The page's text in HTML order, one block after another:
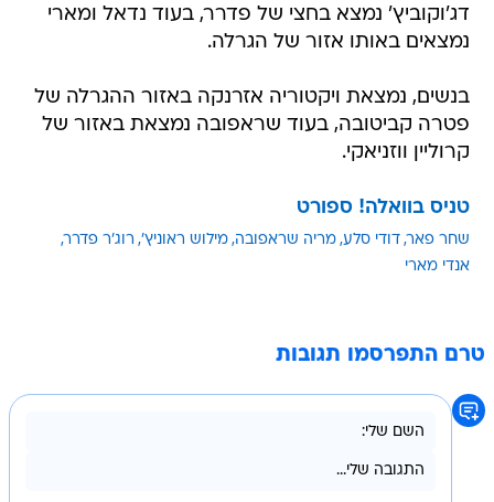
דג'וקוביץ' נמצא בחצי של פדרר, בעוד נדאל ומארי
נמצאים באותו אזור של הגרלה.
בנשים, נמצאת ויקטוריה אזרנקה באזור ההגרלה של
פטרה קביטובה, בעוד שראפובה נמצאת באזור של
קרוליין ווזניאקי.
טניס בוואלה! ספורט
שחר פאר דודי סלע מריה שראפובה מילוש ראוניץ' רוג'ר פדרר
אנדי מארי
טרם התפרסמו תגובות